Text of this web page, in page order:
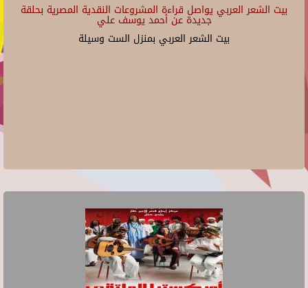
بيت الشعر العربي يواصل قراءة المشروعات النقدية المصرية بحلقة
جديدة عن أحمد يوسف علي
بيت الشعر العربي بمنزل الست وسيلة